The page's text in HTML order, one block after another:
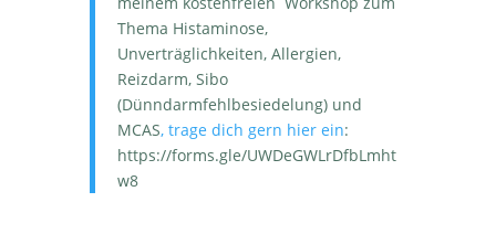
Thema Histaminose,
Unverträglichkeiten, Allergien,
Reizdarm, Sibo
(Dünndarmfehlbesiedelung) und
MCAS, trage dich gern hier ein:
https://forms.gle/UWDeGWLrDfbLmht
w8